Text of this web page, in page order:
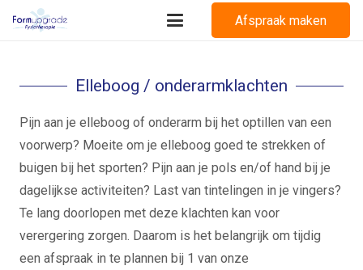
Afspraak maken
Elleboog / onderarmklachten
Pijn aan je elleboog of onderarm bij het optillen van een
voorwerp? Moeite om je elleboog goed te strekken of
buigen bij het sporten? Pijn aan je pols en/of hand bij je
dagelijkse activiteiten? Last van tintelingen in je vingers?
Te lang doorlopen met deze klachten kan voor
verergering zorgen. Daarom is het belangrijk om tijdig
een afspraak in te plannen bij 1 van onze